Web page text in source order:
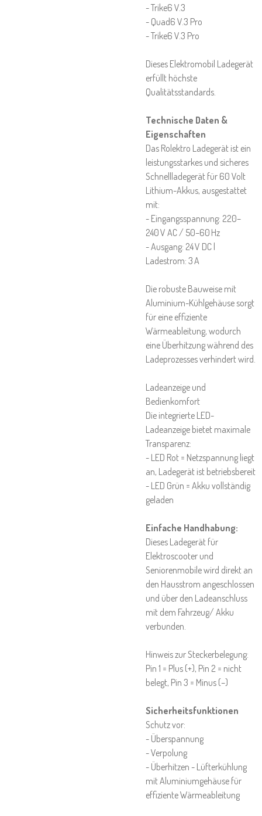
- Trike6 V.3
- Quad6 V.3 Pro
- Trike6 V.3 Pro
Dieses Elektromobil Ladegerät
erfüllt höchste
Qualitätsstandards.
Technische Daten &
Eigenschaften
Das Rolektro Ladegerät ist ein
leistungsstarkes und sicheres
Schnellladegerät für 60 Volt
Lithium-Akkus, ausgestattet
mit:
- Eingangsspannung: 220–
240 V AC / 50–60 Hz
- Ausgang: 24 V DC |
Ladestrom: 3 A
Die robuste Bauweise mit
Aluminium-Kühlgehäuse sorgt
für eine effiziente
Wärmeableitung, wodurch
eine Überhitzung während des
Ladeprozesses verhindert wird.
Ladeanzeige und
Bedienkomfort
Die integrierte LED-
Ladeanzeige bietet maximale
Transparenz:
- LED Rot = Netzspannung liegt
an, Ladegerät ist betriebsbereit
- LED Grün = Akku vollständig
geladen
Einfache Handhabung:
Dieses Ladegerät für
Elektroscooter und
Seniorenmobile wird direkt an
den Hausstrom angeschlossen
und über den Ladeanschluss
mit dem Fahrzeug/ Akku
verbunden.
Hinweis zur Steckerbelegung:
Pin 1 = Plus (+), Pin 2 = nicht
belegt, Pin 3 = Minus (–)
Sicherheitsfunktionen
Schutz vor:
- Überspannung
- Verpolung
- Überhitzen - Lüfterkühlung
mit Aluminiumgehäuse für
effiziente Wärmeableitung